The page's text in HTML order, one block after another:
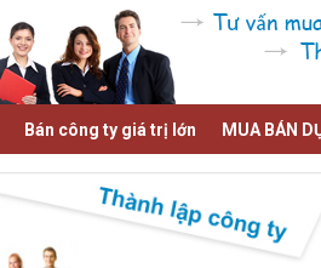
Bán công ty giá trị lớn MUA BÁN